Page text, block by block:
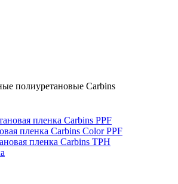
полиуретановые Carbins
пленка Carbins PPF
пленка Carbins Color PPF
пленка Carbins TPH